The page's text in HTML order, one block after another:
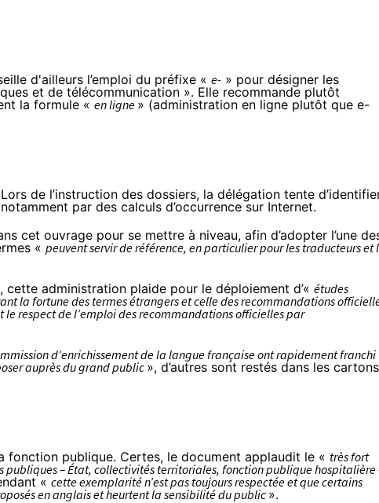
d'ailleurs l’emploi du préfixe « e- » pour désigner les
et de télécommunication ». Elle recommande plutôt
la formule « en ligne » (administration en ligne plutôt que e-
de l’instruction des dossiers, la délégation tente
par des calculs d’occurrence sur Internet.
cet ouvrage pour se mettre à niveau, afin d’adopter l’une
« peuvent servir de référence, en particulier pour les traducteurs et
administration plaide pour le déploiement d’« études
la fortune des termes étrangers et celle des recommandations
le respect de l’emploi des recommandations officielles par
d’enrichissement de la langue française ont rapidement franchi
auprès du grand public », d’autres sont restés dans les
fonction publique. Certes, le document applaudit le « très fort
– État, collectivités territoriales, fonction publique hospitalière
« cette exemplarité n’est pas toujours respectée et que certains
en anglais et heurtent la sensibilité du public ».